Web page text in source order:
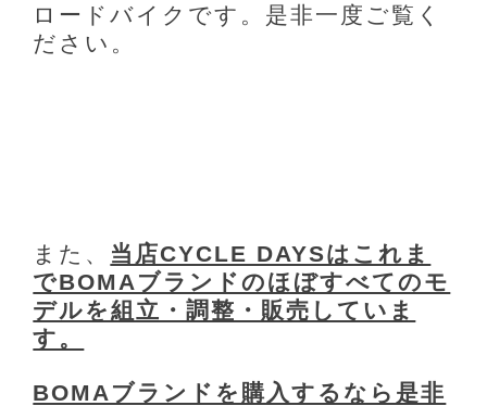
ロードバイクです。是非一度ご覧く
ださい。
また、 当店CYCLE DAYSはこれま
でBOMAブランドのほぼすべてのモ
デルを組立・調整・販売していま
す。
BOMAブランドを購入するなら是非